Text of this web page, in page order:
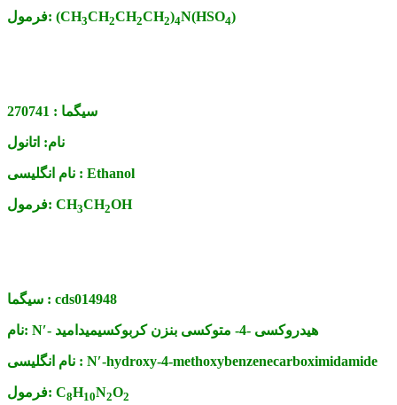
فرمول: (CH3CH2CH2CH2)4N(HSO4)
سیگما : 270741
نام: اتانول
نام انگلیسی : Ethanol
فرمول: CH3CH2OH
سیگما : cds014948
نام: N′- هیدروکسی -4- متوکسی بنزن کربوکسیمیدامید
نام انگلیسی : N′-hydroxy-4-methoxybenzenecarboximidamide
فرمول: C8H10N2O2